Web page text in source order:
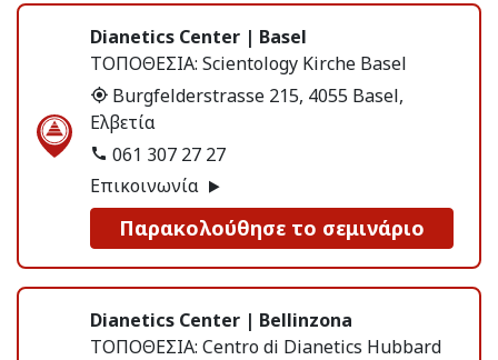
Dianetics Center | Basel
ΤΟΠΟΘΕΣΙΑ: Scientology Kirche Basel
Burgfelderstrasse 215, 4055 Basel,
Ελβετία
061 307 27 27
Επικοινωνία
Παρακολούθησε το σεμινάριο
Dianetics Center | Bellinzona
ΤΟΠΟΘΕΣΙΑ: Centro di Dianetics Hubbard